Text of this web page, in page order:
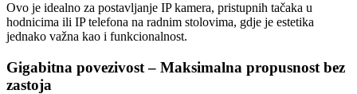
Ovo je idealno za postavljanje IP kamera, pristupnih tačaka u
hodnicima ili IP telefona na radnim stolovima, gdje je estetika
jednako važna kao i funkcionalnost.
Gigabitna povezivost – Maksimalna propusnost bez
zastoja